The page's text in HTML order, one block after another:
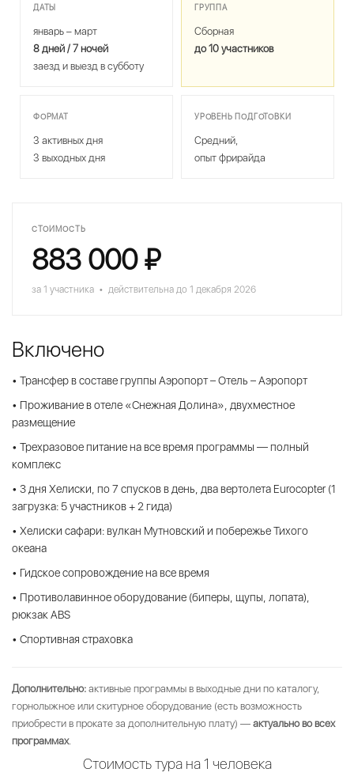
ДАТЫ
январь – март
8 дней / 7 ночей
заезд и выезд в субботу
ГРУППА
Сборная
до 10 участников
ФОРМАТ
3 активных дня
3 выходных дня
УРОВЕНЬ ПОДГОТОВКИ
Средний,
опыт фрирайда
СТОИМОСТЬ
883 000 ₽
за 1 участника • действительна до 1 декабря 2026
Включено
• Трансфер в составе группы Аэропорт – Отель – Аэропорт
• Проживание в отеле «Снежная Долина», двухместное
размещение
• Трехразовое питание на все время программы — полный
комплекс
• 3 дня Хелиски, по 7 спусков в день, два вертолета Eurocopter (1
загрузка: 5 участников + 2 гида)
• Хелиски сафари: вулкан Мутновский и побережье Тихого
океана
• Гидское сопровождение на все время
• Противолавинное оборудование (биперы, щупы, лопата),
рюкзак ABS
• Спортивная страховка
Дополнительно: активные программы в выходные дни по каталогу,
горнолыжное или скитурное оборудование (есть возможность
приобрести в прокате за дополнительную плату) — актуально во всех
программах.
Стоимость тура на 1 человека